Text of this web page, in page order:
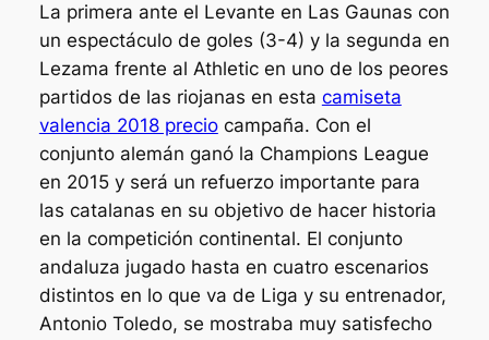
La primera ante el Levante en Las Gaunas con
un espectáculo de goles (3-4) y la segunda en
Lezama frente al Athletic en uno de los peores
partidos de las riojanas en esta camiseta
valencia 2018 preciocampaña. Con el
conjunto alemán ganó la Champions League
en 2015 y será un refuerzo importante para
las catalanas en su objetivo de hacer historia
en la competición continental. El conjunto
andaluza jugado hasta en cuatro escenarios
distintos en lo que va de Liga y su entrenador,
Antonio Toledo, se mostraba muy satisfecho